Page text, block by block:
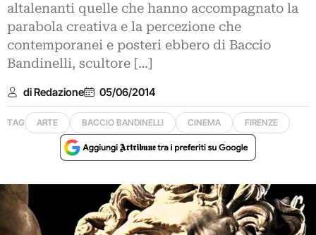
altalenanti quelle che hanno accompagnato la
parabola creativa e la percezione che
contemporanei e posteri ebbero di Baccio
Bandinelli, scultore […]
di Redazione 05/06/2014
TAG ARTE BACCIO BANDINELLI CINEMA FIRENZE